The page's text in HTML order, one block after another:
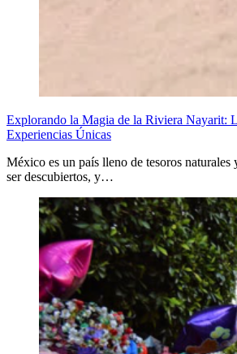
Explorando la Magia de la Riviera Nayarit:
Experiencias Únicas
México es un país lleno de tesoros naturales
ser descubiertos, y…